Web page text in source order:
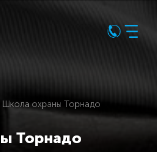
Школа охраны Торнадо
Торнадо